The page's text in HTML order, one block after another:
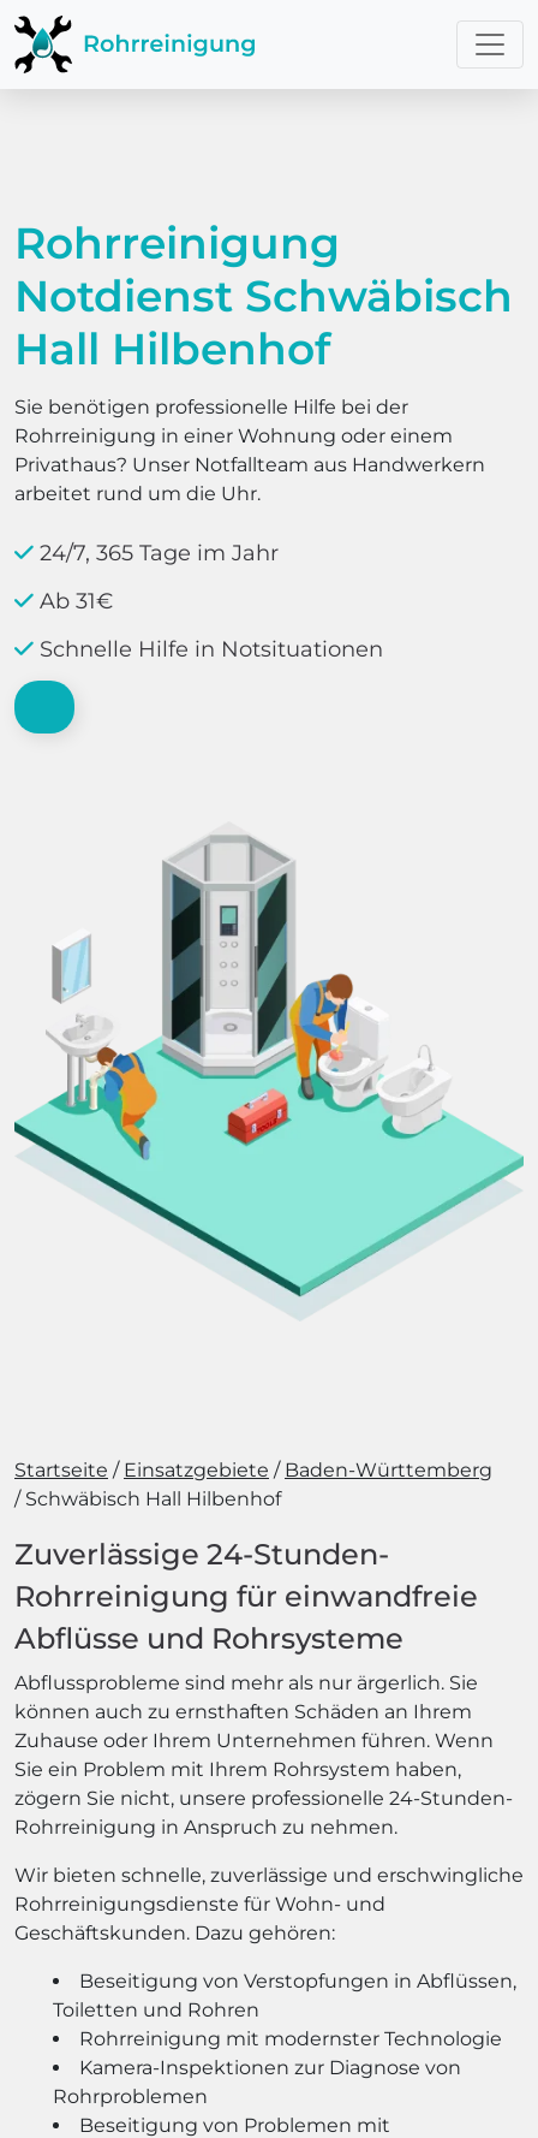
Rohrreinigung
Notdienst Schwäbisch
Hall Hilbenhof
Sie benötigen professionelle Hilfe bei der
Rohrreinigung in einer Wohnung oder einem
Privathaus? Unser Notfallteam aus Handwerkern
arbeitet rund um die Uhr.
24/7, 365 Tage im Jahr
Ab 31€
Schnelle Hilfe in Notsituationen
Startseite Einsatzgebiete
Baden-Württemberg
Schwäbisch Hall Hilbenhof
Zuverlässige 24-Stunden-
Rohrreinigung für einwandfreie
Abflüsse und Rohrsysteme
Abflussprobleme sind mehr als nur ärgerlich. Sie
können auch zu ernsthaften Schäden an Ihrem
Zuhause oder Ihrem Unternehmen führen. Wenn
Sie ein Problem mit Ihrem Rohrsystem haben,
zögern Sie nicht, unsere professionelle 24-Stunden-
Rohrreinigung in Anspruch zu nehmen.
Wir bieten schnelle, zuverlässige und erschwingliche
Rohrreinigungsdienste für Wohn- und
Geschäftskunden. Dazu gehören:
Beseitigung von Verstopfungen in Abflüssen,
Toiletten und Rohren
Rohrreinigung mit modernster Technologie
Kamera-Inspektionen zur Diagnose von
Rohrproblemen
Beseitigung von Problemen mit